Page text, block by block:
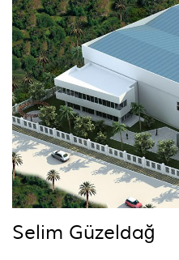
Selim Güzeldağ